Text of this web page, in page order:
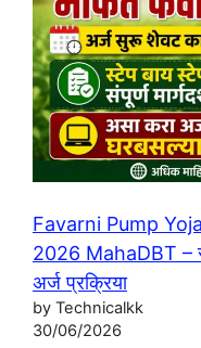
Favarni Pump
2026 MahaDBT –
अर्ज प्रक्रिया
by Technicalkk
30/06/2026